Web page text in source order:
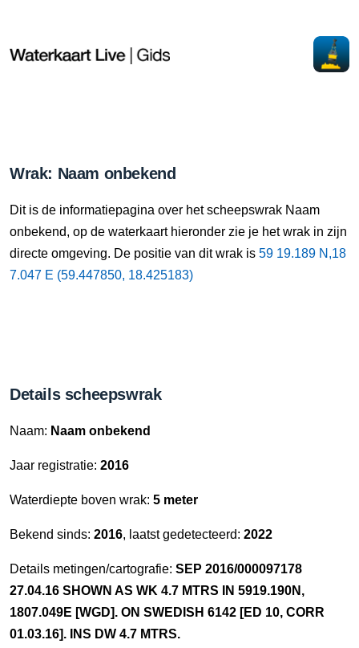
Wrak: Naam onbekend
Dit is de informatiepagina over het scheepswrak Naam
onbekend, op de waterkaart hieronder zie je het wrak in zijn
directe omgeving. De positie van dit wrak is 59 19.189 N,18
7.047 E (59.447850, 18.425183)
Details scheepswrak
Naam: Naam onbekend
Jaar registratie: 2016
Waterdiepte boven wrak: 5 meter
Bekend sinds: 2016, laatst gedetecteerd: 2022
Details metingen/cartografie: SEP 2016/000097178
27.04.16 SHOWN AS WK 4.7 MTRS IN 5919.190N,
1807.049E [WGD]. ON SWEDISH 6142 [ED 10, CORR
01.03.16]. INS DW 4.7 MTRS.